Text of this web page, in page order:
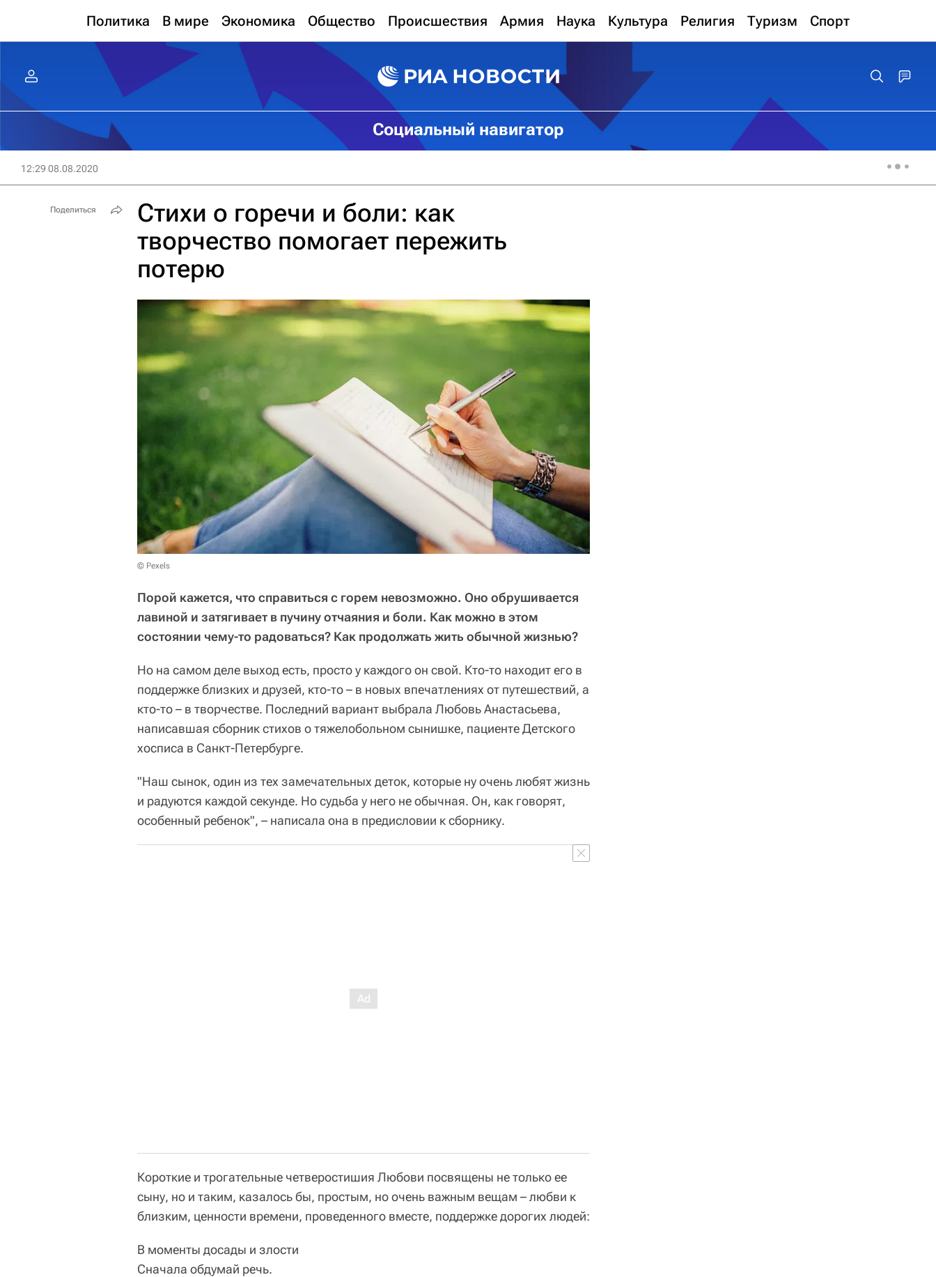
Политика В мире Экономика Общество Происшествия Армия Наука Культура Религия Туризм Спорт
Социальный навигатор
12:29 08.08.2020
Стихи о горечи и боли: как
творчество помогает пережить
потерю
© Pexels
Порой кажется, что справиться с горем невозможно. Оно обрушивается
лавиной и затягивает в пучину отчаяния и боли. Как можно в этом
состоянии чему-то радоваться? Как продолжать жить обычной жизнью?
Но на самом деле выход есть, просто у каждого он свой. Кто-то находит его в
поддержке близких и друзей, кто-то – в новых впечатлениях от путешествий, а
кто-то – в творчестве. Последний вариант выбрала Любовь Анастасьева,
написавшая сборник стихов о тяжелобольном сынишке, пациенте Детского
хосписа в Санкт-Петербурге.
"Наш сынок, один из тех замечательных деток, которые ну очень любят жизнь
и радуются каждой секунде. Но судьба у него не обычная. Он, как говорят,
особенный ребенок", – написала она в предисловии к сборнику.
Короткие и трогательные четверостишия Любови посвящены не только ее
сыну, но и таким, казалось бы, простым, но очень важным вещам – любви к
близким, ценности времени, проведенного вместе, поддержке дорогих людей:
В моменты досады и злости
Сначала обдумай речь.
Поделиться